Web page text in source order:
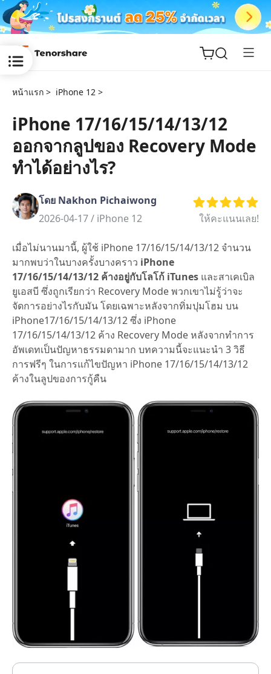
ReiBoot
for iOS
Tenorshare
PDNob
New
หน้าแรก > iPhone 12 >
iPhone 17/16/15/14/13/12
ออกจากลูปของ Recovery Mode
ทำได้อย่างไร?
โดย Nakhon Pichaiwong
2026-04-17 / iPhone 12 ให้คะแนนเลย!
เมื่อไม่นานมานี้, ผู้ใช้ iPhone 17/16/15/14/13/12 จำนวน
มากพบว่าในบางครั้งบางคราว iPhone
17/16/15/14/13/12 ค้างอยู่กับโลโก้ iTunes และสาเคเบิล
ยูเอสบี ซึ่งถูกเรียกว่า Recovery Mode พวกเขาไม่รู้ว่าจะ
จัดการอย่างไรกับมัน โดยเฉพาะหลังจากทิ่มปุมโฮม บน
iPhone17/16/15/14/13/12 ซึ่ง iPhone
17/16/15/14/13/12 ค้าง Recovery Mode หลังจากทำการ
อัพเดทเป็นปัญหาธรรมดามาก บทความนี้จะแนะนำ 3 วิธี
การฟรีๆ ในการแก้ไขปัญหา iPhone 17/16/15/14/13/12
ค้างในลูปของการกู้คืน